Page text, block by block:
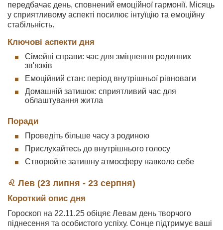
передбачає день, сповнений емоційної гармонії. Місяць
у сприятливому аспекті посилює інтуїцію та емоційну
стабільність.
Ключові аспекти дня
Сімейні справи: час для зміцнення родинних
зв'язків
Емоційний стан: період внутрішньої рівноваги
Домашній затишок: сприятливий час для
облаштування житла
Поради
Проведіть більше часу з родиною
Прислухайтесь до внутрішнього голосу
Створюйте затишну атмосферу навколо себе
♌ Лев (23 липня - 23 серпня)
Короткий опис дня
Гороскоп на 22.11.25 обіцяє Левам день творчого
піднесення та особистого успіху. Сонце підтримує ваші